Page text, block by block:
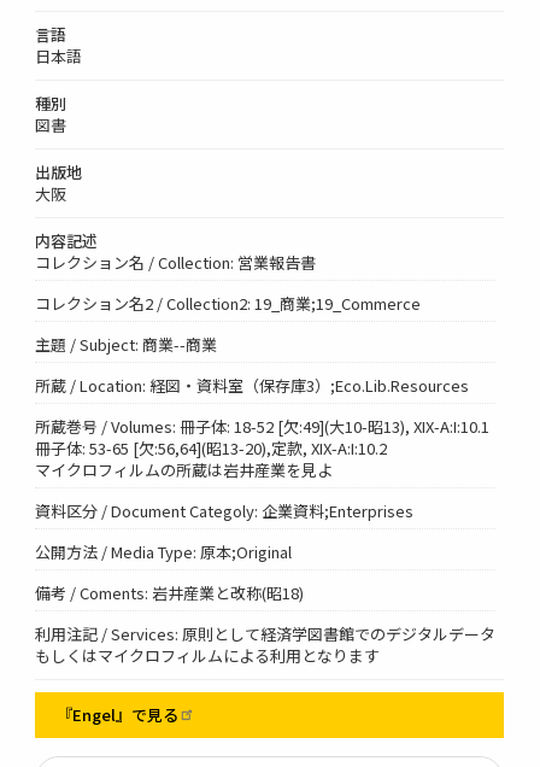
言語
日本語
種別
図書
出版地
大阪
内容記述
コレクション名 / Collection: 営業報告書
コレクション名2 / Collection2: 19_商業;19_Commerce
主題 / Subject: 商業--商業
所蔵 / Location: 経図・資料室（保存庫3）;Eco.Lib.Resources
所蔵巻号 / Volumes: 冊子体: 18-52 [欠:49](大10-昭13), XIX-A:I:10.1
冊子体: 53-65 [欠:56,64](昭13-20),定款, XIX-A:I:10.2
マイクロフィルムの所蔵は岩井産業を見よ
資料区分 / Document Categoly: 企業資料;Enterprises
公開方法 / Media Type: 原本;Original
備考 / Coments: 岩井産業と改称(昭18)
利用注記 / Services: 原則として経済学図書館でのデジタルデータ
もしくはマイクロフィルムによる利用となります
『Engel』で見る